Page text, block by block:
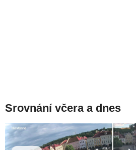
Srovnání včera a dnes